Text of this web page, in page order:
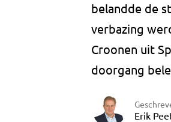
belandde de
verbazing
Croonen uit
doorgang
Erik